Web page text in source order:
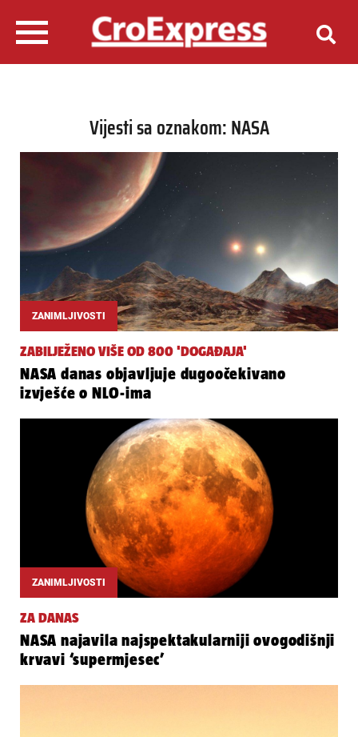
Vijesti sa oznakom: NASA
ZANIMLJIVOSTI
ZABILJEŽENO VIŠE OD 800 'DOGAĐAJA'
NASA danas objavljuje dugoočekivano
izvješće o NLO-ima
ZANIMLJIVOSTI
ZA DANAS
NASA najavila najspektakularniji ovogodišnji
krvavi ‘supermjesec’